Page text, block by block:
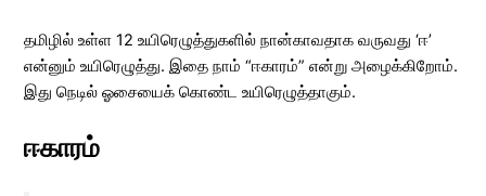
தமிழில் உள்ள 12 உயிரெழுத்துகளில் நான்காவதாக வருவது ‘ஈ’
என்னும் உயிரெழுத்து. இதை நாம் “ஈகாரம்” என்று அழைக்கிறோம்.
இது நெடில் ஓசையைக் கொண்ட உயிரெழுத்தாகும்.
ஈகாரம்